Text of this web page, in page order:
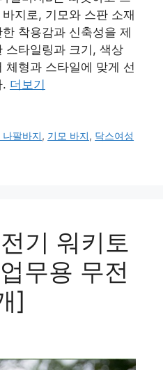
지로, 기모와 스판 소재
착용감과 신축성을 제
스타일링과 크기, 색상
체형과 스타일에 맞게 선
. 더보기
팔바지, 기모 바지, 닥스여성
기 워키토
무용 무전
]